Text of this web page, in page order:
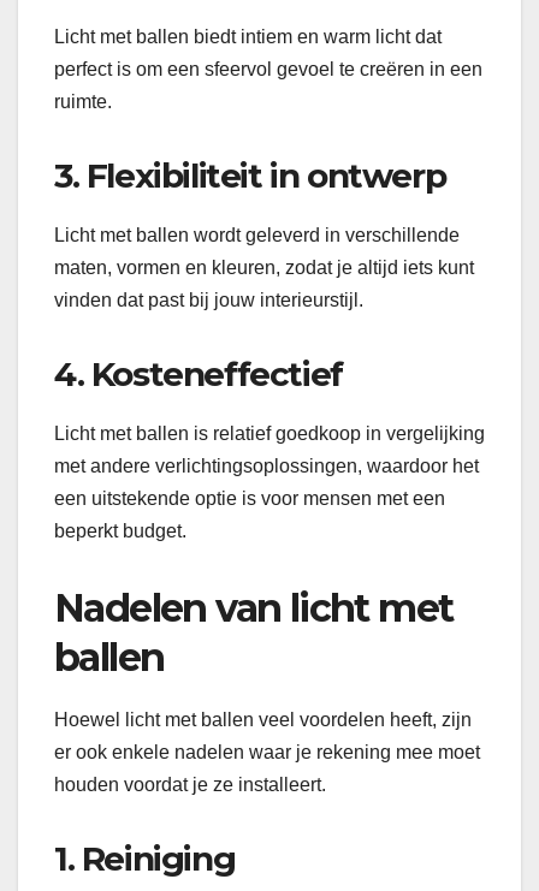
Licht met ballen biedt intiem en warm licht dat
perfect is om een ​​sfeervol gevoel te creëren in een
ruimte.
3. Flexibiliteit in ontwerp
Licht met ballen wordt geleverd in verschillende
maten, vormen en kleuren, zodat je altijd iets kunt
vinden dat past bij jouw interieurstijl.
4. Kosteneffectief
Licht met ballen is relatief goedkoop in vergelijking
met andere verlichtingsoplossingen, waardoor het
een uitstekende optie is voor mensen met een
beperkt budget.
Nadelen van licht met
ballen
Hoewel licht met ballen veel voordelen heeft, zijn
er ook enkele nadelen waar je rekening mee moet
houden voordat je ze installeert.
1. Reiniging